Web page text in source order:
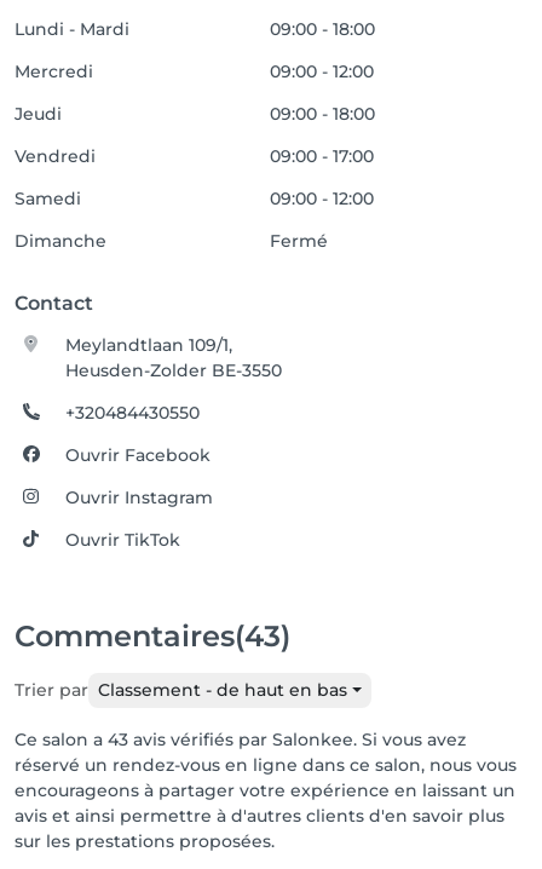
Lundi - Mardi
09:00 - 18:00
Mercredi
09:00 - 12:00
Jeudi
09:00 - 18:00
Vendredi
09:00 - 17:00
Samedi
09:00 - 12:00
Dimanche
Fermé
Contact
Meylandtlaan 109/1,
Heusden-Zolder BE-3550
+320484430550
Ouvrir Facebook
Ouvrir Instagram
Ouvrir TikTok
Commentaires(43)
Trier par Classement - de haut en bas
Ce salon a 43 avis vérifiés par Salonkee. Si vous avez
réservé un rendez-vous en ligne dans ce salon, nous vous
encourageons à partager votre expérience en laissant un
avis et ainsi permettre à d'autres clients d'en savoir plus
sur les prestations proposées.